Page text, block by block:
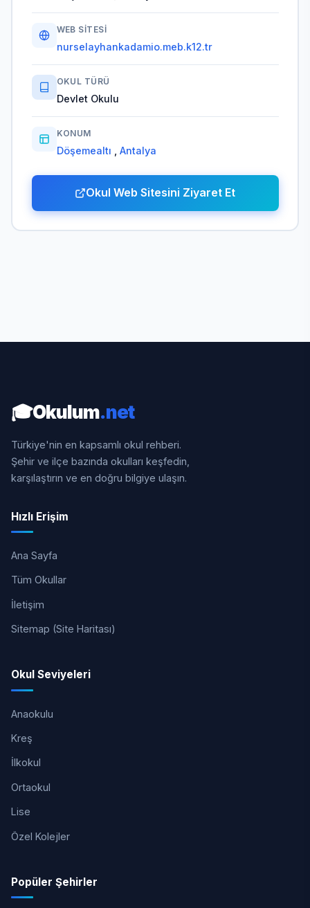
WEB SITESI
nurselayhankadamio.meb.k12.tr
OKUL TÜRÜ
Devlet Okulu
KONUM
Döşemealtı Antalya
Okul Web Sitesini Ziyaret Et
🎓Okulum.net
Türkiye'nin en kapsamlı okul rehberi.
Şehir ve ilçe bazında okulları keşfedin,
karşılaştırın ve en doğru bilgiye ulaşın.
Hızlı Erişim
Ana Sayfa
Tüm Okullar
İletişim
Sitemap (Site Haritası)
Okul Seviyeleri
Anaokulu
Kreş
İlkokul
Ortaokul
Lise
Özel Kolejler
Popüler Şehirler